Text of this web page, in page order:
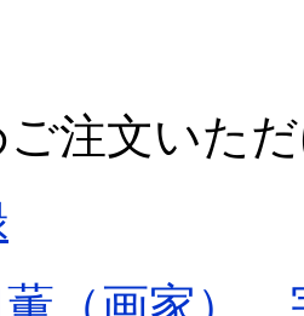
注文いた
（画家）